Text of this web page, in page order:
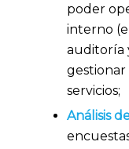
poder
interno
auditoría
servicios;
Análisis